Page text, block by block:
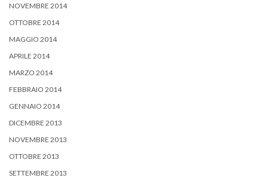
NOVEMBRE 2014
OTTOBRE 2014
MAGGIO 2014
APRILE 2014
MARZO 2014
FEBBRAIO 2014
GENNAIO 2014
DICEMBRE 2013
NOVEMBRE 2013
OTTOBRE 2013
SETTEMBRE 2013